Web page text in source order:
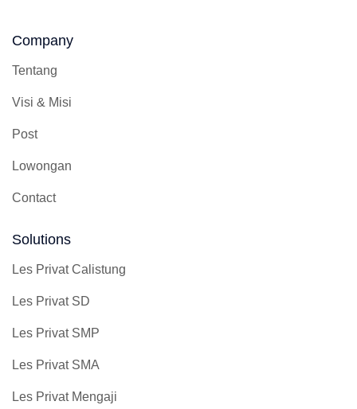
Company
Tentang
Visi & Misi
Post
Lowongan
Contact
Solutions
Les Privat Calistung
Les Privat SD
Les Privat SMP
Les Privat SMA
Les Privat Mengaji